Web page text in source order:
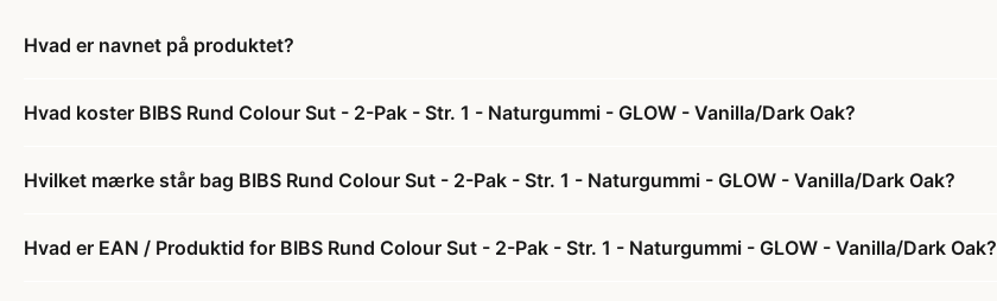
Hvad er navnet på produktet?
Hvad koster BIBS Rund Colour Sut - 2-Pak - Str. 1 - Naturgummi - GLOW - Vanilla/Dark Oak?
Hvilket mærke står bag BIBS Rund Colour Sut - 2-Pak - Str. 1 - Naturgummi - GLOW - Vanilla/Dark Oak?
Hvad er EAN / Produktid for BIBS Rund Colour Sut - 2-Pak - Str. 1 - Naturgummi - GLOW - Vanilla/Dark Oak?